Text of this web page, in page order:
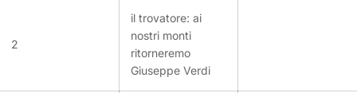
2
il trovatore: ai
nostri monti
ritorneremo
Giuseppe Verdi